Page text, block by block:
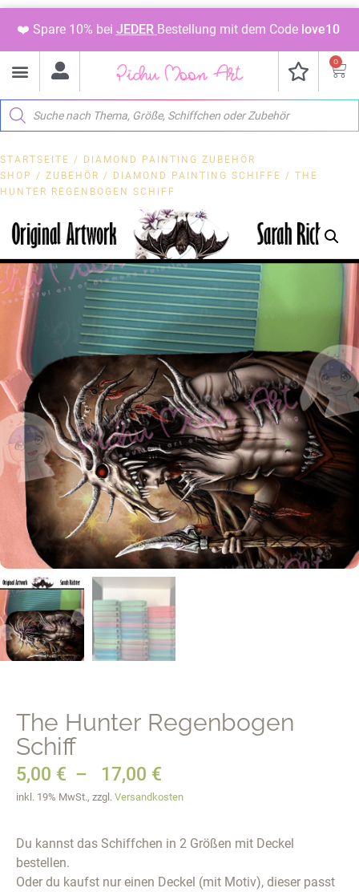
❤️ Spare 10% bei JEDER Bestellung mit dem Code love10
0
STARTSEITE /
DIAMOND PAINTING ZUBEHÖR
SHOP / ZUBEHÖR / DIAMOND PAINTING SCHIFFE / THE
HUNTER REGENBOGEN SCHIFF
The Hunter Regenbogen
Schiff
5,00 € – 17,00 €
inkl. 19% MwSt., zzgl. Versandkosten
Du kannst das Schiffchen in 2 Größen mit Deckel
bestellen.
Oder du kaufst nur einen Deckel (mit Motiv), dieser passt